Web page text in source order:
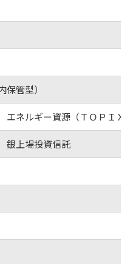
管型）
ネルギー資源（ＴＯＰＩＸ
銀上場投資信託